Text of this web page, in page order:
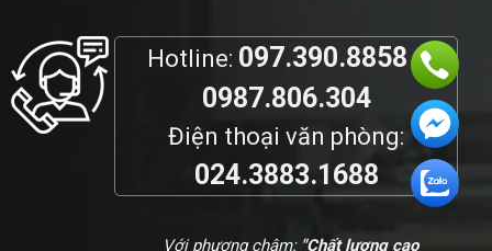
Hotline: 097.390.8858 -
0987.806.304
Điện thoại văn phòng:
024.3883.1688
Với phương châm:"Chất lượng cao